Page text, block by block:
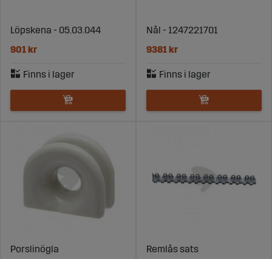
Löpskena - 05.03.044
901 kr
Nål - 1247221701
9381 kr
Porslinögla
Remlås sats